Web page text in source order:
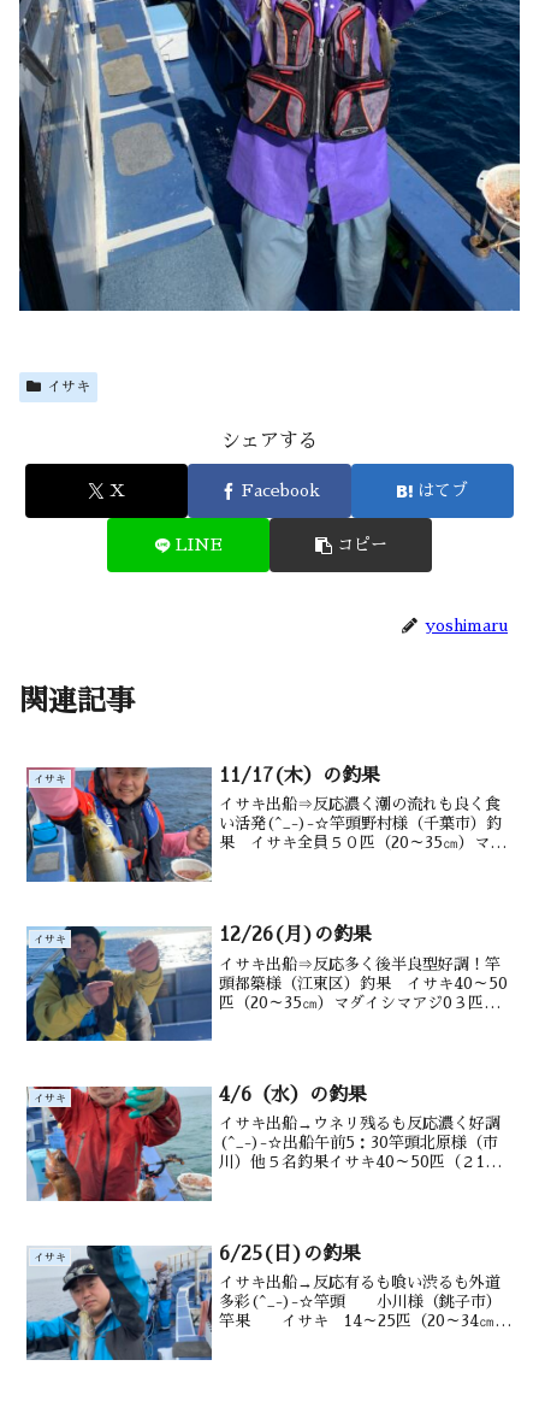
イサキ
シェアする
X Facebook はてブ
LINE コピー
yoshimaru
関連記事
イサキ 11/17(木）の釣果
イサキ出船⇒反応濃く潮の流れも良く食
い活発(^_-)-☆竿頭野村様（千葉市）釣
果 イサキ全員５０匹（20～35㎝）マダ
イサキ 12/26(月)の釣果
イサキ出船⇒反応多く後半良型好調！竿
頭都築様（江東区）釣果 イサキ40～50
匹（20～35㎝）マダイシマアジ0３匹
イサキ 4/6（水）の釣果
イサキ出船→ウネリ残るも反応濃く好調
(^_-)-☆出船午前5：30竿頭北原様（市
川）他５名釣果イサキ40～50匹（２1～
イサキ 6/25(日)の釣果
イサキ出船→反応有るも喰い渋るも外道
多彩(^_-)-☆竿頭 小川様（銚子市）
竿果 イサキ 14～25匹（20～34㎝）